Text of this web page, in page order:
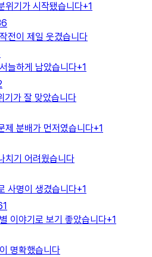
위기가 시작됐습니다+1
전이 제일 웃겼습니다
늘하게 남았습니다+1
기가 잘 맞았습니다
제 분배가 먼저였습니다+1
치기 어려웠습니다
사명이 생겼습니다+1
이야기로 보기 좋았습니다+1
명확했습니다